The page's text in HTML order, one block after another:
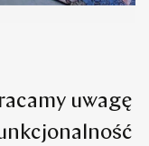
uwagę